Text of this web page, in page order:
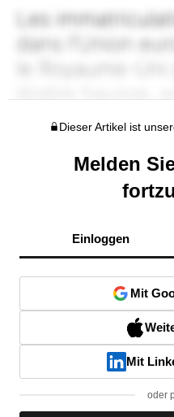
Dieser Artikel ist
Melden
Einloggen
Mit
Mit
oder